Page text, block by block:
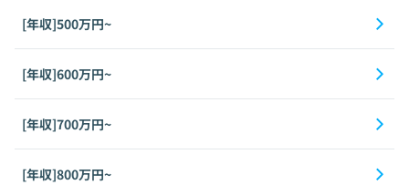
[年収]500万円~
[年収]600万円~
[年収]700万円~
[年収]800万円~